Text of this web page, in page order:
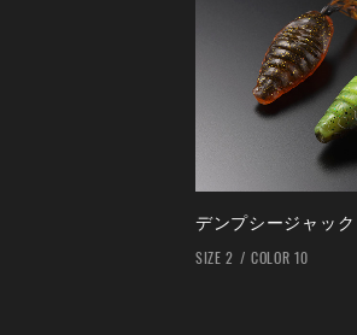
デンプシージャック
SIZE 2 COLOR 10